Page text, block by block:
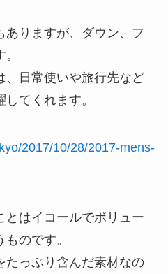
ありますが、ダウン、フ
、日常使いや旅行先など
てくれます。
2017/10/28/2017-mens-
とはイコールでボリュー
のです。
たっぷり含んだ素材なの